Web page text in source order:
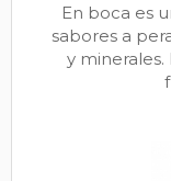
En boca es
sabores a
y